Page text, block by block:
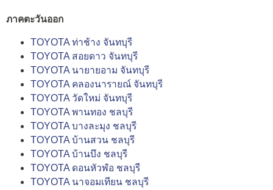
ภาคตะวันออก
TOYOTA ท่าช้าง จันทบุรี
TOYOTA สอยดาว จันทบุรี
TOYOTA นายายอาม จันทบุรี
TOYOTA คลองนารายณ์ จันทบุรี
TOYOTA วัดใหม่ จันทบุรี
TOYOTA พานทอง ชลบุรี
TOYOTA บางละมุง ชลบุรี
TOYOTA บ้านสวน ชลบุรี
TOYOTA บ้านบึง ชลบุรี
TOYOTA ดอนหัวฬ่อ ชลบุรี
TOYOTA นาจอมเทียน ชลบุรี